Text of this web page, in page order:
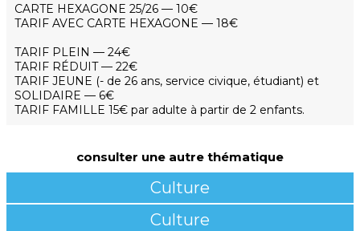
CARTE HEXAGONE 25/26 — 10€
TARIF AVEC CARTE HEXAGONE — 18€
TARIF PLEIN — 24€
TARIF RÉDUIT — 22€
TARIF JEUNE (- de 26 ans, service civique, étudiant) et
SOLIDAIRE — 6€
TARIF FAMILLE 15€ par adulte à partir de 2 enfants.
consulter une autre thématique
Culture
Culture